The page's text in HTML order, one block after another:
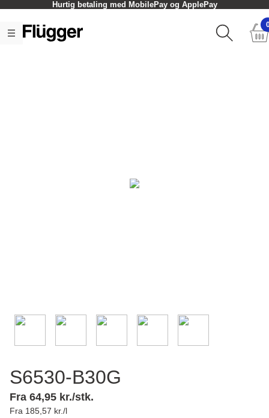
Hurtig betaling med MobilePay og ApplePay
S6530-B30G
Fra 64,95 kr./stk.
Fra 185,57 kr./l